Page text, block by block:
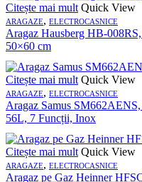
Citește mai mult Quick View
ARAGAZE, ELECTROCASNICE
Aragaz Hausberg HB-
50×60 cm
Citește mai mult Quick View
ARAGAZE, ELECTROCASNICE
Aragaz Samus
56L, 7 Funcții, Inox
Citește mai mult Quick View
ARAGAZE, ELECTROCASNICE
Aragaz pe Gaz Heinner